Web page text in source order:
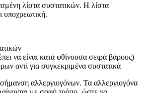
λίστα συστατικών. Η λίστα
υποχρεωτική.
να είναι κατά φθίνουσα σειρά βάρους)
αντί για συγκεκριμένα συστατικά
αλλεργιογόνων. Τα αλλεργιογόνα